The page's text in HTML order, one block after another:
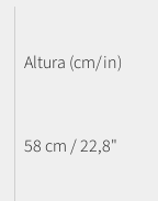
Altura (cm/in)
58 cm / 22,8"